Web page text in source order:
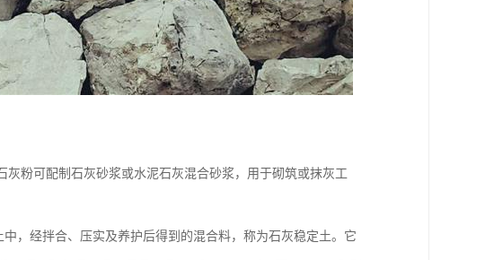
灰粉可配制石灰砂浆或水泥石灰混合砂浆，用于砌筑或抹灰工
，经拌合、压实及养护后得到的混合料，称为石灰稳定土。它